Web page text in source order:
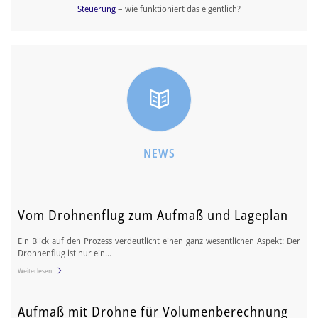
Steuerung– wie funktioniert das eigentlich?
NEWS
Vom Drohnenflug zum Aufmaß und Lageplan
Ein Blick auf den Prozess verdeutlicht einen ganz wesentlichen Aspekt: Der
Drohnenflug ist nur ein…
Weiterlesen
Aufmaß mit Drohne für Volumenberechnung